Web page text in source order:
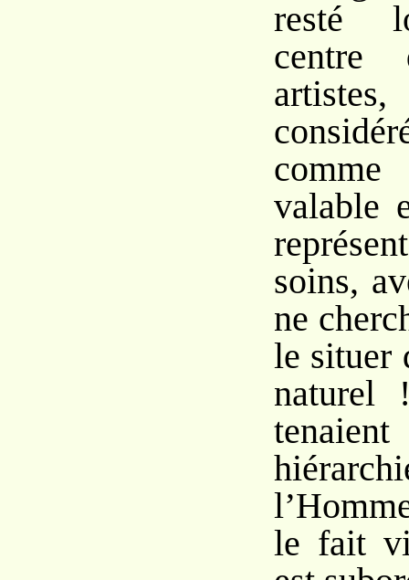
resté
centre
valable
soins,
ne
le situer
naturel
le fait